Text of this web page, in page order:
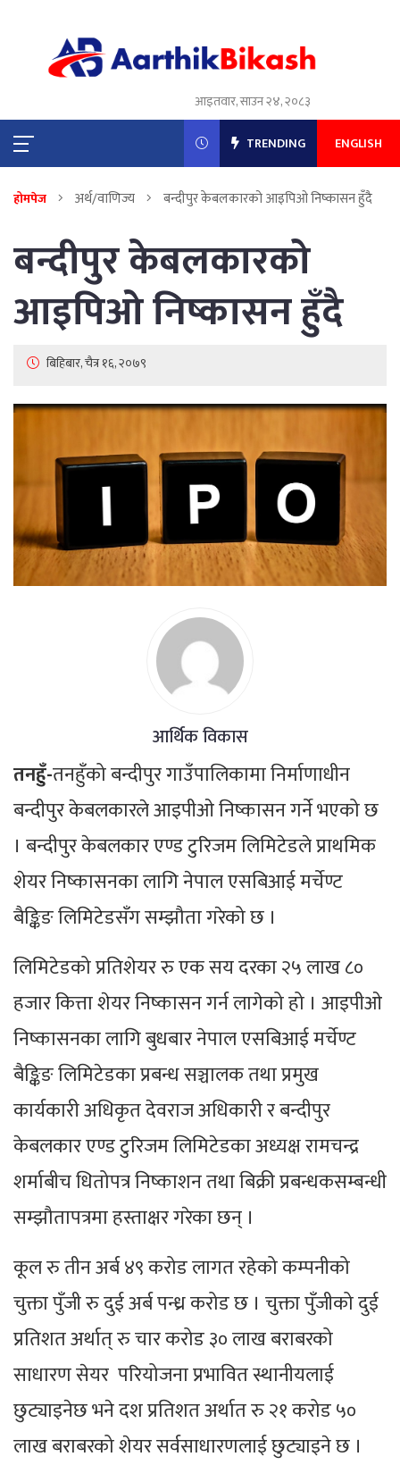
आइतवार, साउन २४, २०८३
TRENDING ENGLISH
होमपेज अर्थ/वाणिज्य बन्दीपुर केबलकारको आइपिओ निष्कासन हुँदै
बन्दीपुर केबलकारको
आइपिओ निष्कासन हुँदै
बिहिबार, चैत्र १६, २०७९
आर्थिक विकास
तनहुँ-तनहुँको बन्दीपुर गाउँपालिकामा निर्माणाधीन
बन्दीपुर केबलकारले आइपीओ निष्कासन गर्ने भएको छ
। बन्दीपुर केबलकार एण्ड टुरिजम लिमिटेडले प्राथमिक
शेयर निष्कासनका लागि नेपाल एसबिआई मर्चेण्ट
बैङ्किङ लिमिटेडसँग सम्झौता गरेको छ ।
लिमिटेडको प्रतिशेयर रु एक सय दरका २५ लाख ८०
हजार कित्ता शेयर निष्कासन गर्न लागेको हो । आइपीओ
निष्कासनका लागि बुधबार नेपाल एसबिआई मर्चेण्ट
बैङ्किङ लिमिटेडका प्रबन्ध सञ्चालक तथा प्रमुख
कार्यकारी अधिकृत देवराज अधिकारी र बन्दीपुर
केबलकार एण्ड टुरिजम लिमिटेडका अध्यक्ष रामचन्द्र
शर्माबीच धितोपत्र निष्काशन तथा बिक्री प्रबन्धकसम्बन्धी
सम्झौतापत्रमा हस्ताक्षर गरेका छन् ।
कूल रु तीन अर्ब ४९ करोड लागत रहेको कम्पनीको
चुक्ता पुँजी रु दुई अर्ब पन्ध्र करोड छ । चुक्ता पुँजीको दुई
प्रतिशत अर्थात् रु चार करोड ३० लाख बराबरको
साधारण सेयर परियोजना प्रभावित स्थानीयलाई
छुट्याइनेछ भने दश प्रतिशत अर्थात रु २१ करोड ५०
लाख बराबरको शेयर सर्वसाधारणलाई छुट्याइने छ ।